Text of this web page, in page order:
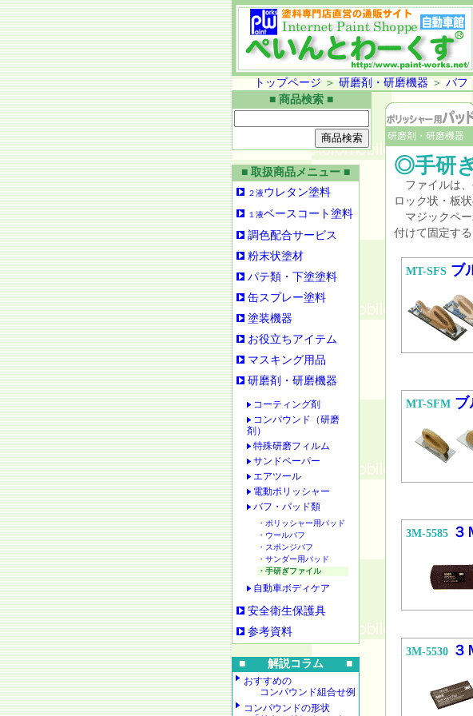
トップページ ＞ 研磨剤・研磨機器 ＞ バフ
■ 商品検索 ■
■ 取扱商品メニュー ■
２液ウレタン塗料
１液ベースコート塗料
調色配合サービス
粉末状塗材
パテ類・下塗塗料
缶スプレー塗料
塗装機器
お役立ちアイテム
マスキング用品
研磨剤・研磨機器
コーティング剤
コンパウンド（研磨
剤）
特殊研磨フィルム
サンドペーパー
エアツール
電動ポリッシャー
バフ・パッド類
・ポリッシャー用パッド
・ウールバフ
・スポンジバフ
・サンダー用パッド
・手研ぎファイル
自動車ボディケア
安全衛生保護具
参考資料
■ 解説コラム ■
おすすめの
コンパウンド組合せ例
コンパウンドの形状
研磨剤・研磨機器
◎手研
ファイルは、
ロック状・板状
マジックペー
付けて固定す
MT-SFSブ
MT-SFMブ
3M-5585３
3M-5530３